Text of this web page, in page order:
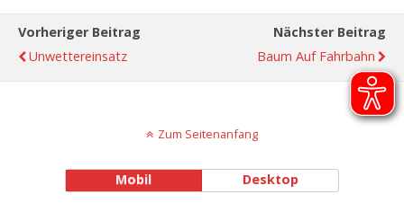
Vorheriger Beitrag
Unwettereinsatz
Nächster Beitrag
Baum Auf Fahrbahn
Zum Seitenanfang
Mobil Desktop